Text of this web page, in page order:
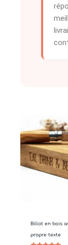
Billot en bois
propre texte